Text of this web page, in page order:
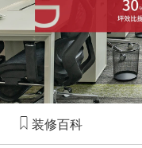
装修百科